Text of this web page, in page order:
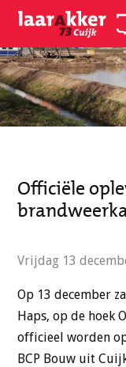
Officiële
Vrijdag 13
Op 13 december
Haps, op de hoek
officieel worden
BCP Bouw uit